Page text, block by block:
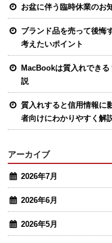
お盆に伴う臨時休業のお
ブランド品を売って後悔
考えたいポイント
MacBookは質入れでき
説
質入れすると信用情報に
者向けにわかりやすく解
アーカイブ
2026年7月
2026年6月
2026年5月